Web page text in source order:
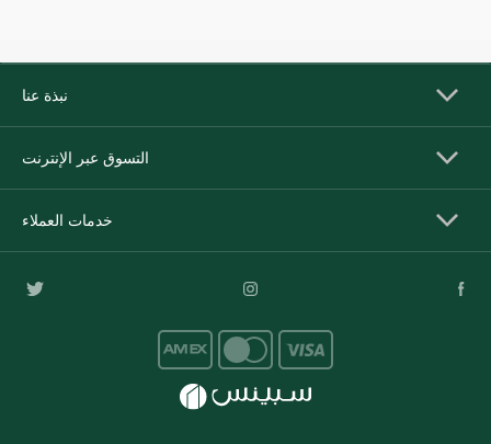
نبذة عنا
التسوق عبر الإنترنت
خدمات العملاء